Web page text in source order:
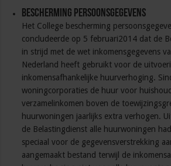
Bescherming persoonsgegevens
Het College bescherming
concludeerde op 5 februari2014 dat de
in strijd met de wet inkomensgegevens
Nederland heeft gebruikt voor de
inkomensafhankelijke huurverhoging.
woningcorporaties de huur voor
verzamelinkomen boven de
huurwoningen jaarlijks extra verhogen.
de Belastingdienst alle huurwoningen
speciaal voor de gegevensverstrekking
aangemaakt bestand terwijl de